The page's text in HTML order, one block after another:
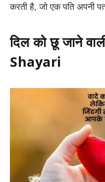
करती है, जो एक पति अपनी
दिल को छू जाने
Shayari